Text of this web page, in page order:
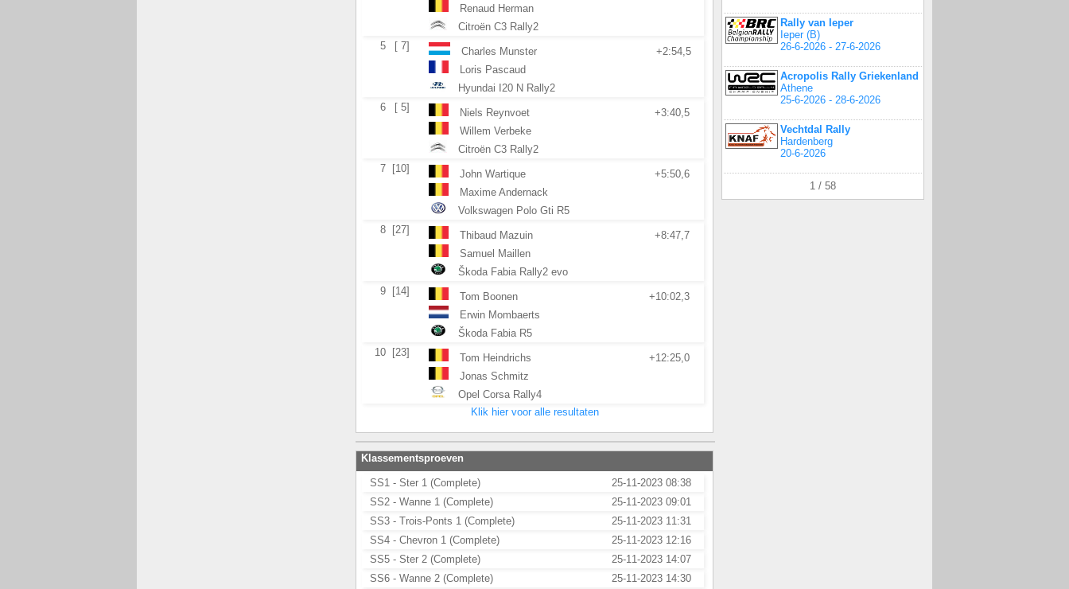
Renaud Herman
Citroën C3 Rally2
5
[ 7] Charles Munster
+2:54,5
Loris Pascaud
Hyundai I20 N Rally2
6
[ 5] Niels Reynvoet
+3:40,5
Willem Verbeke
Citroën C3 Rally2
7
[10] John Wartique
+5:50,6
Maxime Andernack
Volkswagen Polo Gti R5
8
[27] Thibaud Mazuin
+8:47,7
Samuel Maillen
Škoda Fabia Rally2 evo
9
[14] Tom Boonen
+10:02,3
Erwin Mombaerts
Škoda Fabia R5
10
[23] Tom Heindrichs
+12:25,0
Jonas Schmitz
Opel Corsa Rally4
Klik hier voor alle resultaten
Klassementsproeven
SS1 - Ster 1 (Complete)
25-11-2023 08:38
SS2 - Wanne 1 (Complete)
25-11-2023 09:01
SS3 - Trois-Ponts 1 (Complete)
25-11-2023 11:31
SS4 - Chevron 1 (Complete)
25-11-2023 12:16
SS5 - Ster 2 (Complete)
25-11-2023 14:07
SS6 - Wanne 2 (Complete)
25-11-2023 14:30
Rally van Ieper
Ieper (B)
26-6-2026 - 27-6-2026
Acropolis Rally Griekenland
Athene
25-6-2026 - 28-6-2026
Vechtdal Rally
Hardenberg
20-6-2026
1 / 58